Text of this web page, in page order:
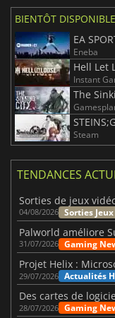
BIENTÔT DISPONIBLE
EA
Eneba
Hell Let
Instant
The
Steam
TENDANCES
04/08/2026 Sorties Jeux
Palworld améliore
31/07/2026 Gaming
Projet Helix :
29/07/2026 Actualités
28/07/2026 Gaming